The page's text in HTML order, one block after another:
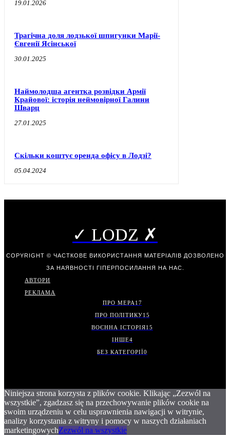
19.01.2026
Трагічна доля лодзької шпигунки Марії-
Євгенії Ясінської
30.01.2025
Наймолодша агентка розвідки Армії
Крайової: історія неймовірної Галини
Шварц
27.01.2025
Скільки коштує оренда офісу в Лодзі?
05.04.2024
✓ LODZ ✗
COPYRIGHT © ЧАСТКОВЕ ВИКОРИСТАННЯ МАТЕРІАЛІВ ДОЗВОЛЕНО
ЗА НАЯВНОСТІ ГІПЕРПОСИЛАННЯ НА НАС.
АВТОРИ
РЕКЛАМА
ПРО МЕРА 17
ПРО ПОЛІТИКУ15
ВОЄННА ІСТОРІЯ15
ІНШЕ4
БЕЗ КАТЕГОРІЇ0
Niniejsza strona korzysta z plików cookie. Klikając „Zezwól na
wszystkie”, zgadzasz się na przechowywanie plików cookie na
swoim urządzeniu w celu usprawnienia nawigacji w witrynie,
analizy korzystania z witryny i pomocy w naszych działaniach
marketingowychZezwól na wszystkie